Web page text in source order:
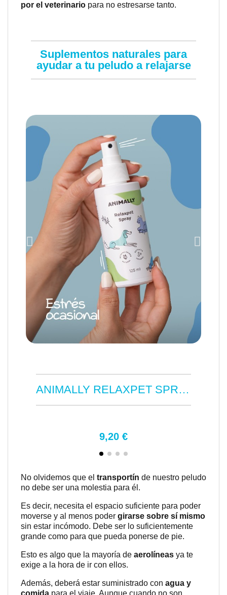
por el veterinario para no estresarse tanto.
Suplementos naturales para
ayudar a tu peludo a relajarse
ANIMALLY RELAXPET SPRAY 125ML
9,20 €
No olvidemos que el transportín de nuestro peludo
no debe ser una molestia para él.
Es decir, necesita el espacio suficiente para poder
moverse y al menos poder girarse sobre sí mismo
sin estar incómodo. Debe ser lo suficientemente
grande como para que pueda ponerse de pie.
Esto es algo que la mayoría de aerolíneas ya te
exige a la hora de ir con ellos.
Además, deberá estar suministrado con agua y
comida para el viaje. Aunque cuando no son